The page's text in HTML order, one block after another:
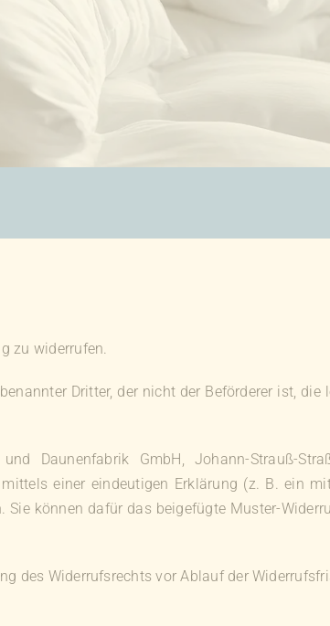
zu widerrufen.
Dritter, der nicht der Beförderer ist, die
Daunenfabrik GmbH, Johann-Strauß-
einer eindeutigen Erklärung (z. B. ein
können dafür das beigefügte Muster-
des Widerrufsrechts vor Ablauf der